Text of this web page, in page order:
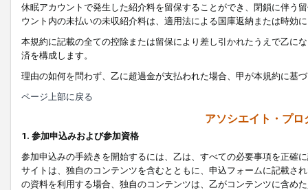
休眠アカウントで発生した紹介料を留保することができ、閉鎖に伴う
ウント内の未払いの未収紹介料は、適用法による国庫返納または時効
本規約に記載の全ての控除または留保により差し引かれたうえで乙に
済を構成します。
理由の如何を問わず、乙に超過金が支払われた場合、甲が本規約に基
ページ上部に戻る
アソシエイト・プ
1. 参加申込みおよび参加資格
参加申込みの手続きを開始するには、乙は、すべての必要事項を正確
サイトは、独自のコンテンツを含むとともに、申込フォームに記載さ
の資料を利用する場合、独自のコンテンツは、乙がコンテンツに含め